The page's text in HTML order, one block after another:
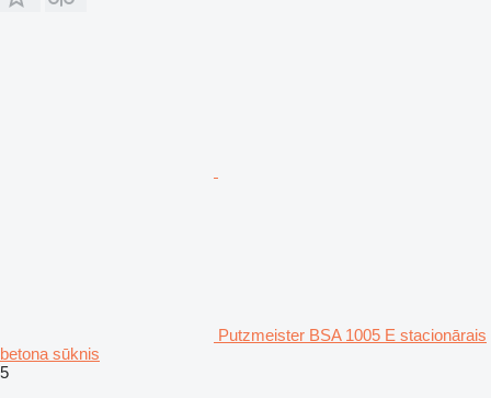
Putzmeister BSA 1005 E stacionārais
betona sūknis
5